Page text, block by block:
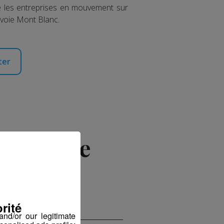
entreprises en mouvement sur
Mont Blanc.
de
or our legitimate